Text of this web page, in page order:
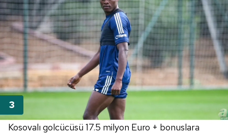
Kosovalı golcücüsü 17.5 milyon Euro + bonuslara